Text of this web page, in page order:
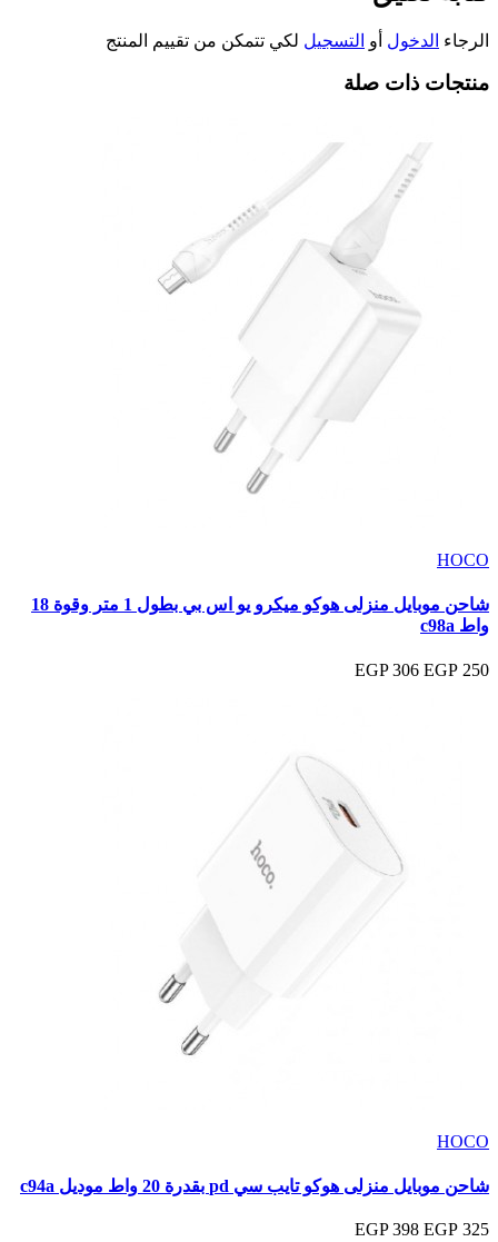
الرجاء الدخول أو التسجيل لكي تتمكن من تقييم المنتج
منتجات ذات صلة
HOCO
شاحن موبايل منزلى هوكو ميكرو يو اس بي بطول 1 متر وقوة 18
واط c98a
250 EGP
306 EGP
HOCO
شاحن موبايل منزلى هوكو تايب سي pd بقدرة 20 واط موديل c94a
325 EGP
398 EGP